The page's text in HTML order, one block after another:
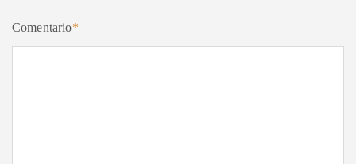
Comentario*